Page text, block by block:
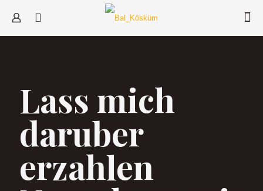
Lass mich
daruber
erzahlen